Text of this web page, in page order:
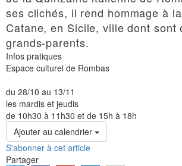
ses clichés, il rend hommage à
Catane, en Sicile, ville dont sont
grands-parents.
Infos pratiques
Espace culturel de Rombas
du 28/10 au 13/11
les mardis et jeudis
de 10h30 à 11h30 et de 15h à 18h
Ajouter au calendrier
S'abonner à cet article
Partager